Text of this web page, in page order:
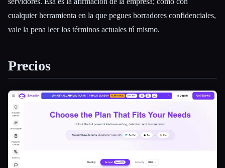
cualquier herramienta en la que pegues borradores confidenciales,
vale la pena leer los términos actuales tú mismo.
Precios